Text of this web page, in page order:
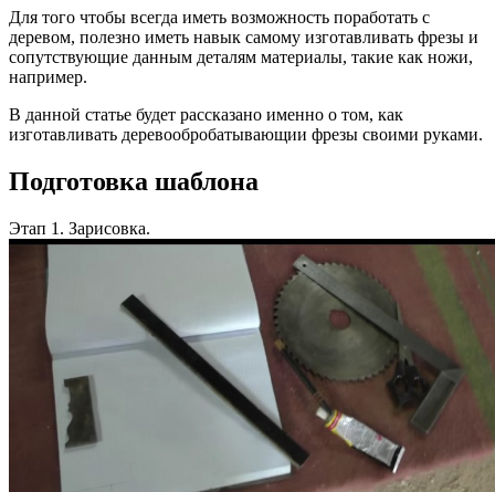
Для того чтобы всегда иметь возможность поработать с
деревом, полезно иметь навык самому изготавливать фрезы и
сопутствующие данным деталям материалы, такие как ножи,
например.
В данной статье будет рассказано именно о том, как
изготавливать деревообробатывающии фрезы своими руками.
Подготовка шаблона
Этап 1. Зарисовка.